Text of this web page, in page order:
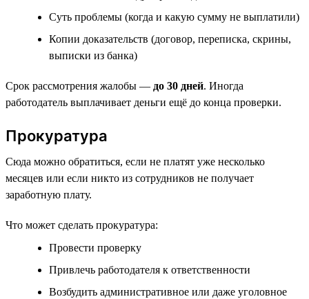
Суть проблемы (когда и какую сумму не выплатили)
Копии доказательств (договор, переписка, скрины,
выписки из банка)
Срок рассмотрения жалобы — до 30 дней. Иногда
работодатель выплачивает деньги ещё до конца проверки.
Прокуратура
Сюда можно обратиться, если не платят уже несколько
месяцев или если никто из сотрудников не получает
заработную плату.
Что может сделать прокуратура:
Провести проверку
Привлечь работодателя к ответственности
Возбудить административное или даже уголовное